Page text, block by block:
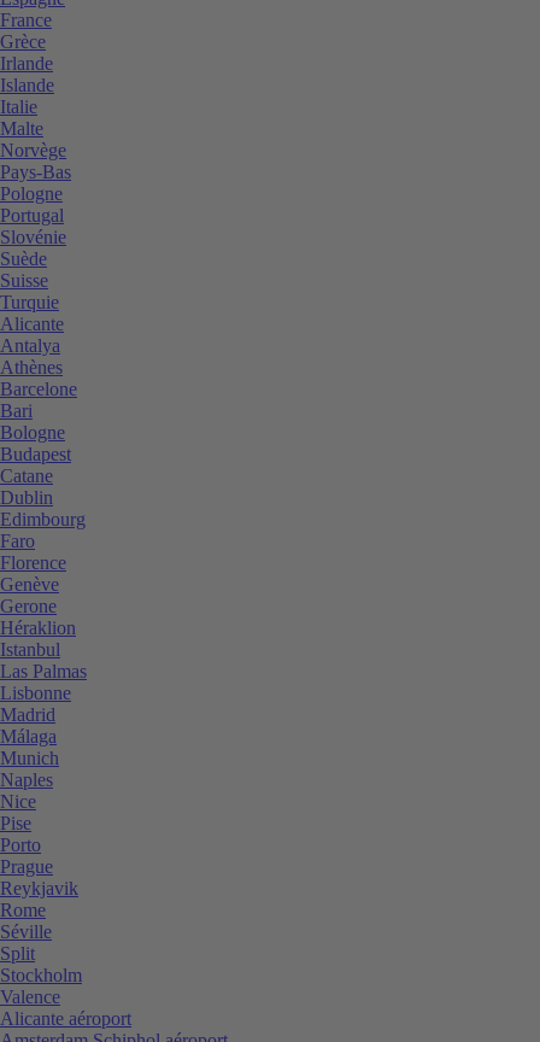
France
Grèce
Irlande
Islande
Italie
Malte
Norvège
Pays-Bas
Pologne
Portugal
Slovénie
Suède
Suisse
Turquie
Alicante
Antalya
Athènes
Barcelone
Bari
Bologne
Budapest
Catane
Dublin
Edimbourg
Faro
Florence
Genève
Gerone
Héraklion
Istanbul
Las Palmas
Lisbonne
Madrid
Málaga
Munich
Naples
Nice
Pise
Porto
Prague
Reykjavik
Rome
Séville
Split
Stockholm
Valence
Alicante aéroport